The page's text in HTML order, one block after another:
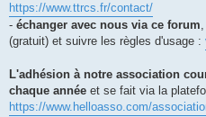
https://www.ttrcs.fr/contact/
- échanger avec nous via ce forum
(gratuit) et suivre les règles d'usage :
L'adhésion à notre association
chaque année et se fait via la
https://www.helloasso.com/